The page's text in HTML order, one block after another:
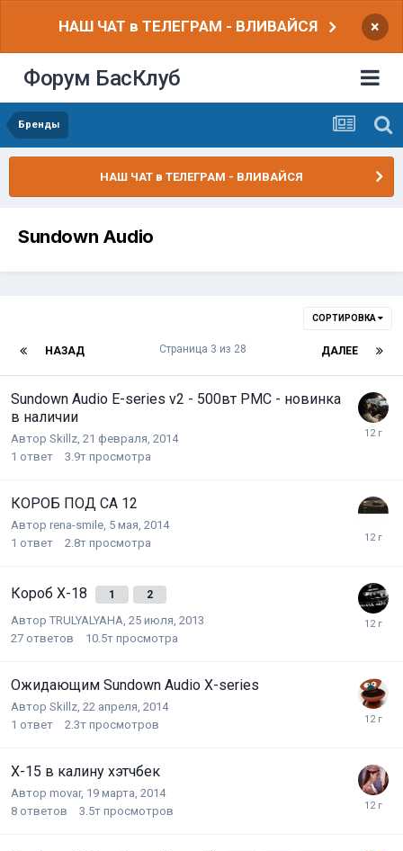
НАШ ЧАТ в ТЕЛЕГРАМ - ВЛИВАЙСЯ ×
Форум БасКлуб
Бренды
НАШ ЧАТ в ТЕЛЕГРАМ - ВЛИВАЙСЯ
Sundown Audio
СОРТИРОВКА
НАЗАД ДАЛЕЕ
Страница 3 из 28
Sundown Audio E-series v2 - 500вт РМС - новинка
в наличии
Автор Skillz 21 февраля, 2014
1 ответ 3.9т просмотра
КОРОБ ПОД СА 12
Автор rena-smile 5 мая, 2014
1 ответ 2.8т просмотра
Короб X-18 1 2
Автор TRULYALYAHA 25 июля, 2013
27 ответов 10.5т просмотра
Ожидающим Sundown Audio X-series
Автор Skillz 22 апреля, 2014
1 ответ 2.3т просмотров
X-15 в калину хэтчбек
Автор movar, 19 марта, 2014
8 ответов 3.5т просмотров